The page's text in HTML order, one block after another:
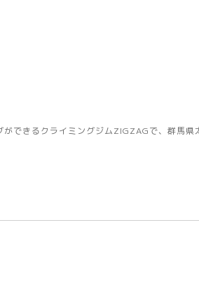
できるクライミングジムZIGZAGで、群馬県